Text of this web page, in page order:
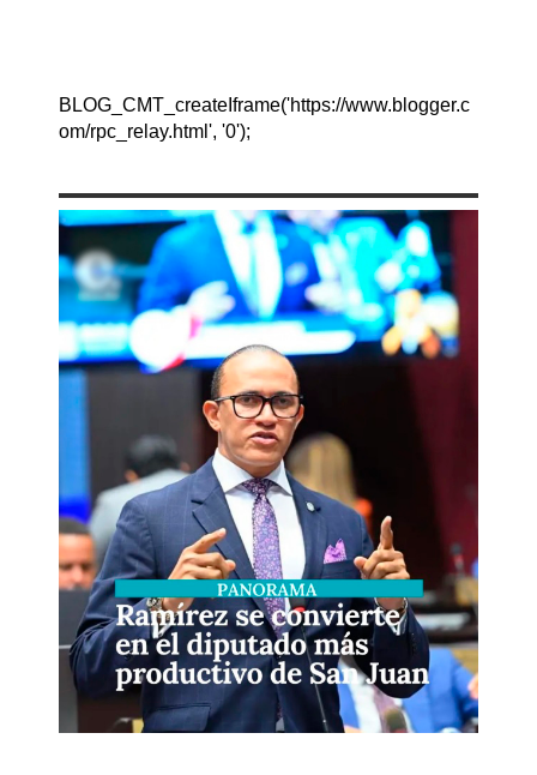
BLOG_CMT_createIframe('https://www.blogger.c
om/rpc_relay.html', '0');